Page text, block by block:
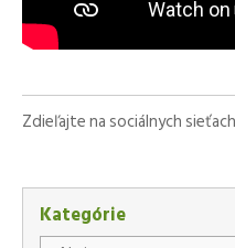
Zdieľajte na sociálnych sieťach
Kategórie